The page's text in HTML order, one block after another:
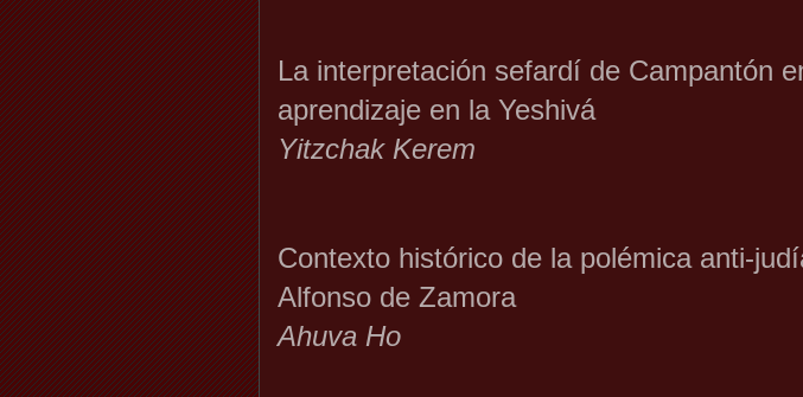
La interpretación sefardí de Campantón
aprendizaje en la Yeshivá
Yitzchak Kerem
Contexto histórico de la polémica anti-
Alfonso de Zamora
Ahuva Ho